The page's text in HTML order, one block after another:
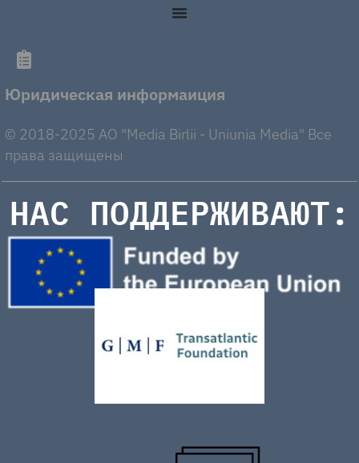
Юридическая информаиция
© 2018-2025 AO "Media Birlii - Uniunia Media" Все
права защищены
НАС ПОДДЕРЖИВАЮТ: